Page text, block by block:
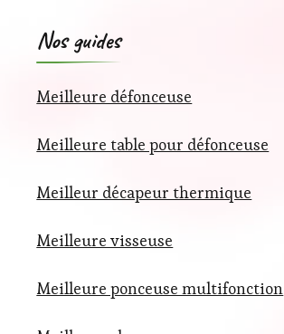
Nos guides
Meilleure défonceuse
Meilleure table pour défonceuse
Meilleur décapeur thermique
Meilleure visseuse
Meilleure ponceuse multifonction